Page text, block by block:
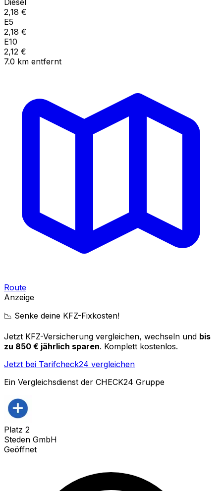
2,18 €
E5
2,18 €
E10
2,12 €
7.0 km entfernt
Route
Anzeige
📉 Senke deine KFZ-Fixkosten!
Jetzt KFZ-Versicherung vergleichen, wechseln und bis
zu 850 € jährlich sparen. Komplett kostenlos.
Jetzt bei Tarifcheck24 vergleichen
Ein Vergleichsdienst der CHECK24 Gruppe
Platz 2
Steden GmbH
Geöffnet